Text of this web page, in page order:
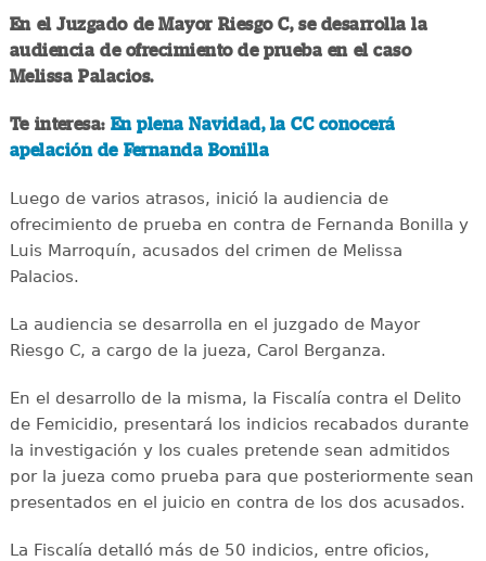
En el Juzgado de Mayor Riesgo C, se desarrolla la
audiencia de ofrecimiento de prueba en el caso
Melissa Palacios.
Te interesa: En plena Navidad, la CC conocerá
apelación de Fernanda Bonilla
Luego de varios atrasos, inició la audiencia de
ofrecimiento de prueba en contra de Fernanda Bonilla y
Luis Marroquín, acusados del crimen de Melissa
Palacios.
La audiencia se desarrolla en el juzgado de Mayor
Riesgo C, a cargo de la jueza, Carol Berganza.
En el desarrollo de la misma, la Fiscalía contra el Delito
de Femicidio, presentará los indicios recabados durante
la investigación y los cuales pretende sean admitidos
por la jueza como prueba para que posteriormente sean
presentados en el juicio en contra de los dos acusados.
La Fiscalía detalló más de 50 indicios, entre oficios,